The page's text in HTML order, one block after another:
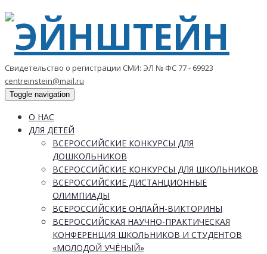
Свидетельство о регистрации СМИ: ЭЛ № ФС 77 - 69923
centreinstein@mail.ru
Toggle navigation
О НАС
ДЛЯ ДЕТЕЙ
ВСЕРОССИЙСКИЕ КОНКУРСЫ ДЛЯ
ДОШКОЛЬНИКОВ
ВСЕРОССИЙСКИЕ КОНКУРСЫ ДЛЯ ШКОЛЬНИКОВ
ВСЕРОССИЙСКИЕ ДИСТАНЦИОННЫЕ
ОЛИМПИАДЫ
ВСЕРОССИЙСКИЕ ОНЛАЙН-ВИКТОРИНЫ
ВСЕРОССИЙСКАЯ НАУЧНО-ПРАКТИЧЕСКАЯ
КОНФЕРЕНЦИЯ ШКОЛЬНИКОВ И СТУДЕНТОВ
«МОЛОДОЙ УЧЁНЫЙ»